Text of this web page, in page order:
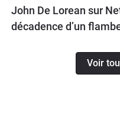
John De Lorean sur
décadence d’un
Voir